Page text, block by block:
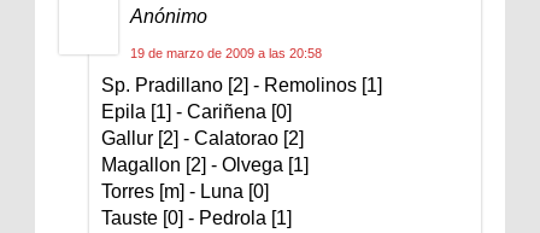
Anónimo
19 de marzo de 2009 a las 20:58
Sp. Pradillano [2] - Remolinos [1]
Epila [1] - Cariñena [0]
Gallur [2] - Calatorao [2]
Magallon [2] - Olvega [1]
Torres [m] - Luna [0]
Tauste [0] - Pedrola [1]